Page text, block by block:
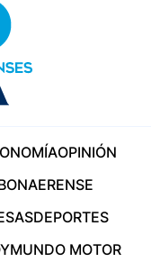
OPINIÓN
DEPORTES
MUNDO MOTOR